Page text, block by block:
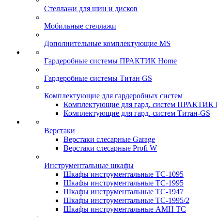
Стеллажи для шин и дисков
Мобильные стеллажи
Дополнительные комплектующие MS
Гардеробные системы ПРАКТИК Home
Гардеробные системы Титан GS
Комплектующие для гардеробных систем
Комплектующие для гард. систем ПРАКТИК
Комплектующие для гард. систем Титан-GS
Верстаки
Верстаки слесарные Garage
Верстаки слесарные Profi W
Инструментальные шкафы
Шкафы инструментальные TC-1095
Шкафы инструментальные TC-1995
Шкафы инструментальные TC-1947
Шкафы инструментальные TC-1995/2
Шкафы инструментальные AMH TC